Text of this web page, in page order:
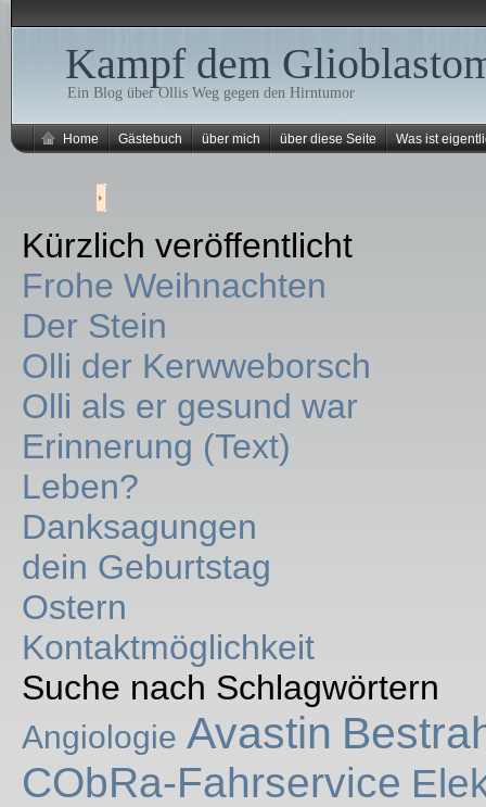
Kampf dem
Ein Blog über Ollis Weg gegen den Hirntumor
Home Gästebuch über mich über diese Seite Was ist
Kürzlich veröffentlicht
Frohe Weihnachten
Der Stein
Olli der Kerwweborsch
Olli als er gesund war
Erinnerung (Text)
Leben?
Danksagungen
dein Geburtstag
Ostern
Kontaktmöglichkeit
Suche nach Schlagwörtern
Angiologie Avastin
CObRa-Fahrservice